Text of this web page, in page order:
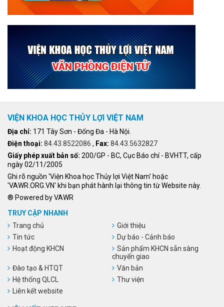
VIỆN KHOA HỌC THỦY LỢI VIỆT NAM
Địa chỉ: 171 Tây Sơn - Đống Đa - Hà Nội.
Điện thoại: 84.43.8522086 , Fax: 84.43.5632827
Giấy phép xuất bản số: 200/GP - BC, Cục Báo chí - BVHTT, cấp
ngày 02/11/2005
Ghi rõ nguồn 'Viện Khoa học Thủy lợi Việt Nam' hoặc
'VAWR.ORG.VN' khi bạn phát hành lại thông tin từ Website này.
® Powered by VAWR
TRUY CẬP NHANH
Trang chủ
Giới thiệu
Tin tức
Dự báo - Cảnh báo
Hoạt động KHCN
Sản phẩm KHCN sẵn sàng
chuyển giao
Đào tạo & HTQT
Văn bản
Hệ thống QLCL
Thư viện
Liên kết website